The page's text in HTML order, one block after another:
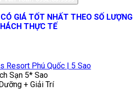
GIÁ TỐT NHẤT THEO SỐ LƯỢNG
THỰC TẾ
Resort Phú Quốc | 5 Sao
Sạn 5* Sao
+ Giải Trí